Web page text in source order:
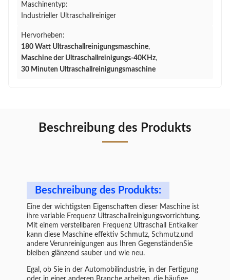
Maschinentyp:
Industrieller Ultraschallreiniger
Hervorheben:
180 Watt Ultraschallreinigungsmaschine,
Maschine der Ultraschallreinigungs-40KHz,
30 Minuten Ultraschallreinigungsmaschine
Beschreibung des Produkts
Beschreibung des Produkts:
Eine der wichtigsten Eigenschaften dieser Maschine ist
ihre variable Frequenz Ultraschallreinigungsvorrichtung.
Mit einem verstellbaren Frequenz Ultraschall Entkalker
kann diese Maschine effektiv Schmutz, Schmutz,und
andere Verunreinigungen aus Ihren GegenständenSie
bleiben glänzend sauber und wie neu.
Egal, ob Sie in der Automobilindustrie, in der Fertigung